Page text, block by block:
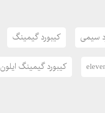
سیمی کیبورد گیمینگ
کیبورد گیمینگ ایلون